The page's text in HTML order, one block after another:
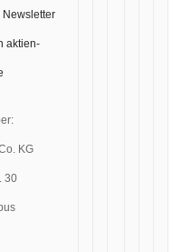
aktien-
KG
30